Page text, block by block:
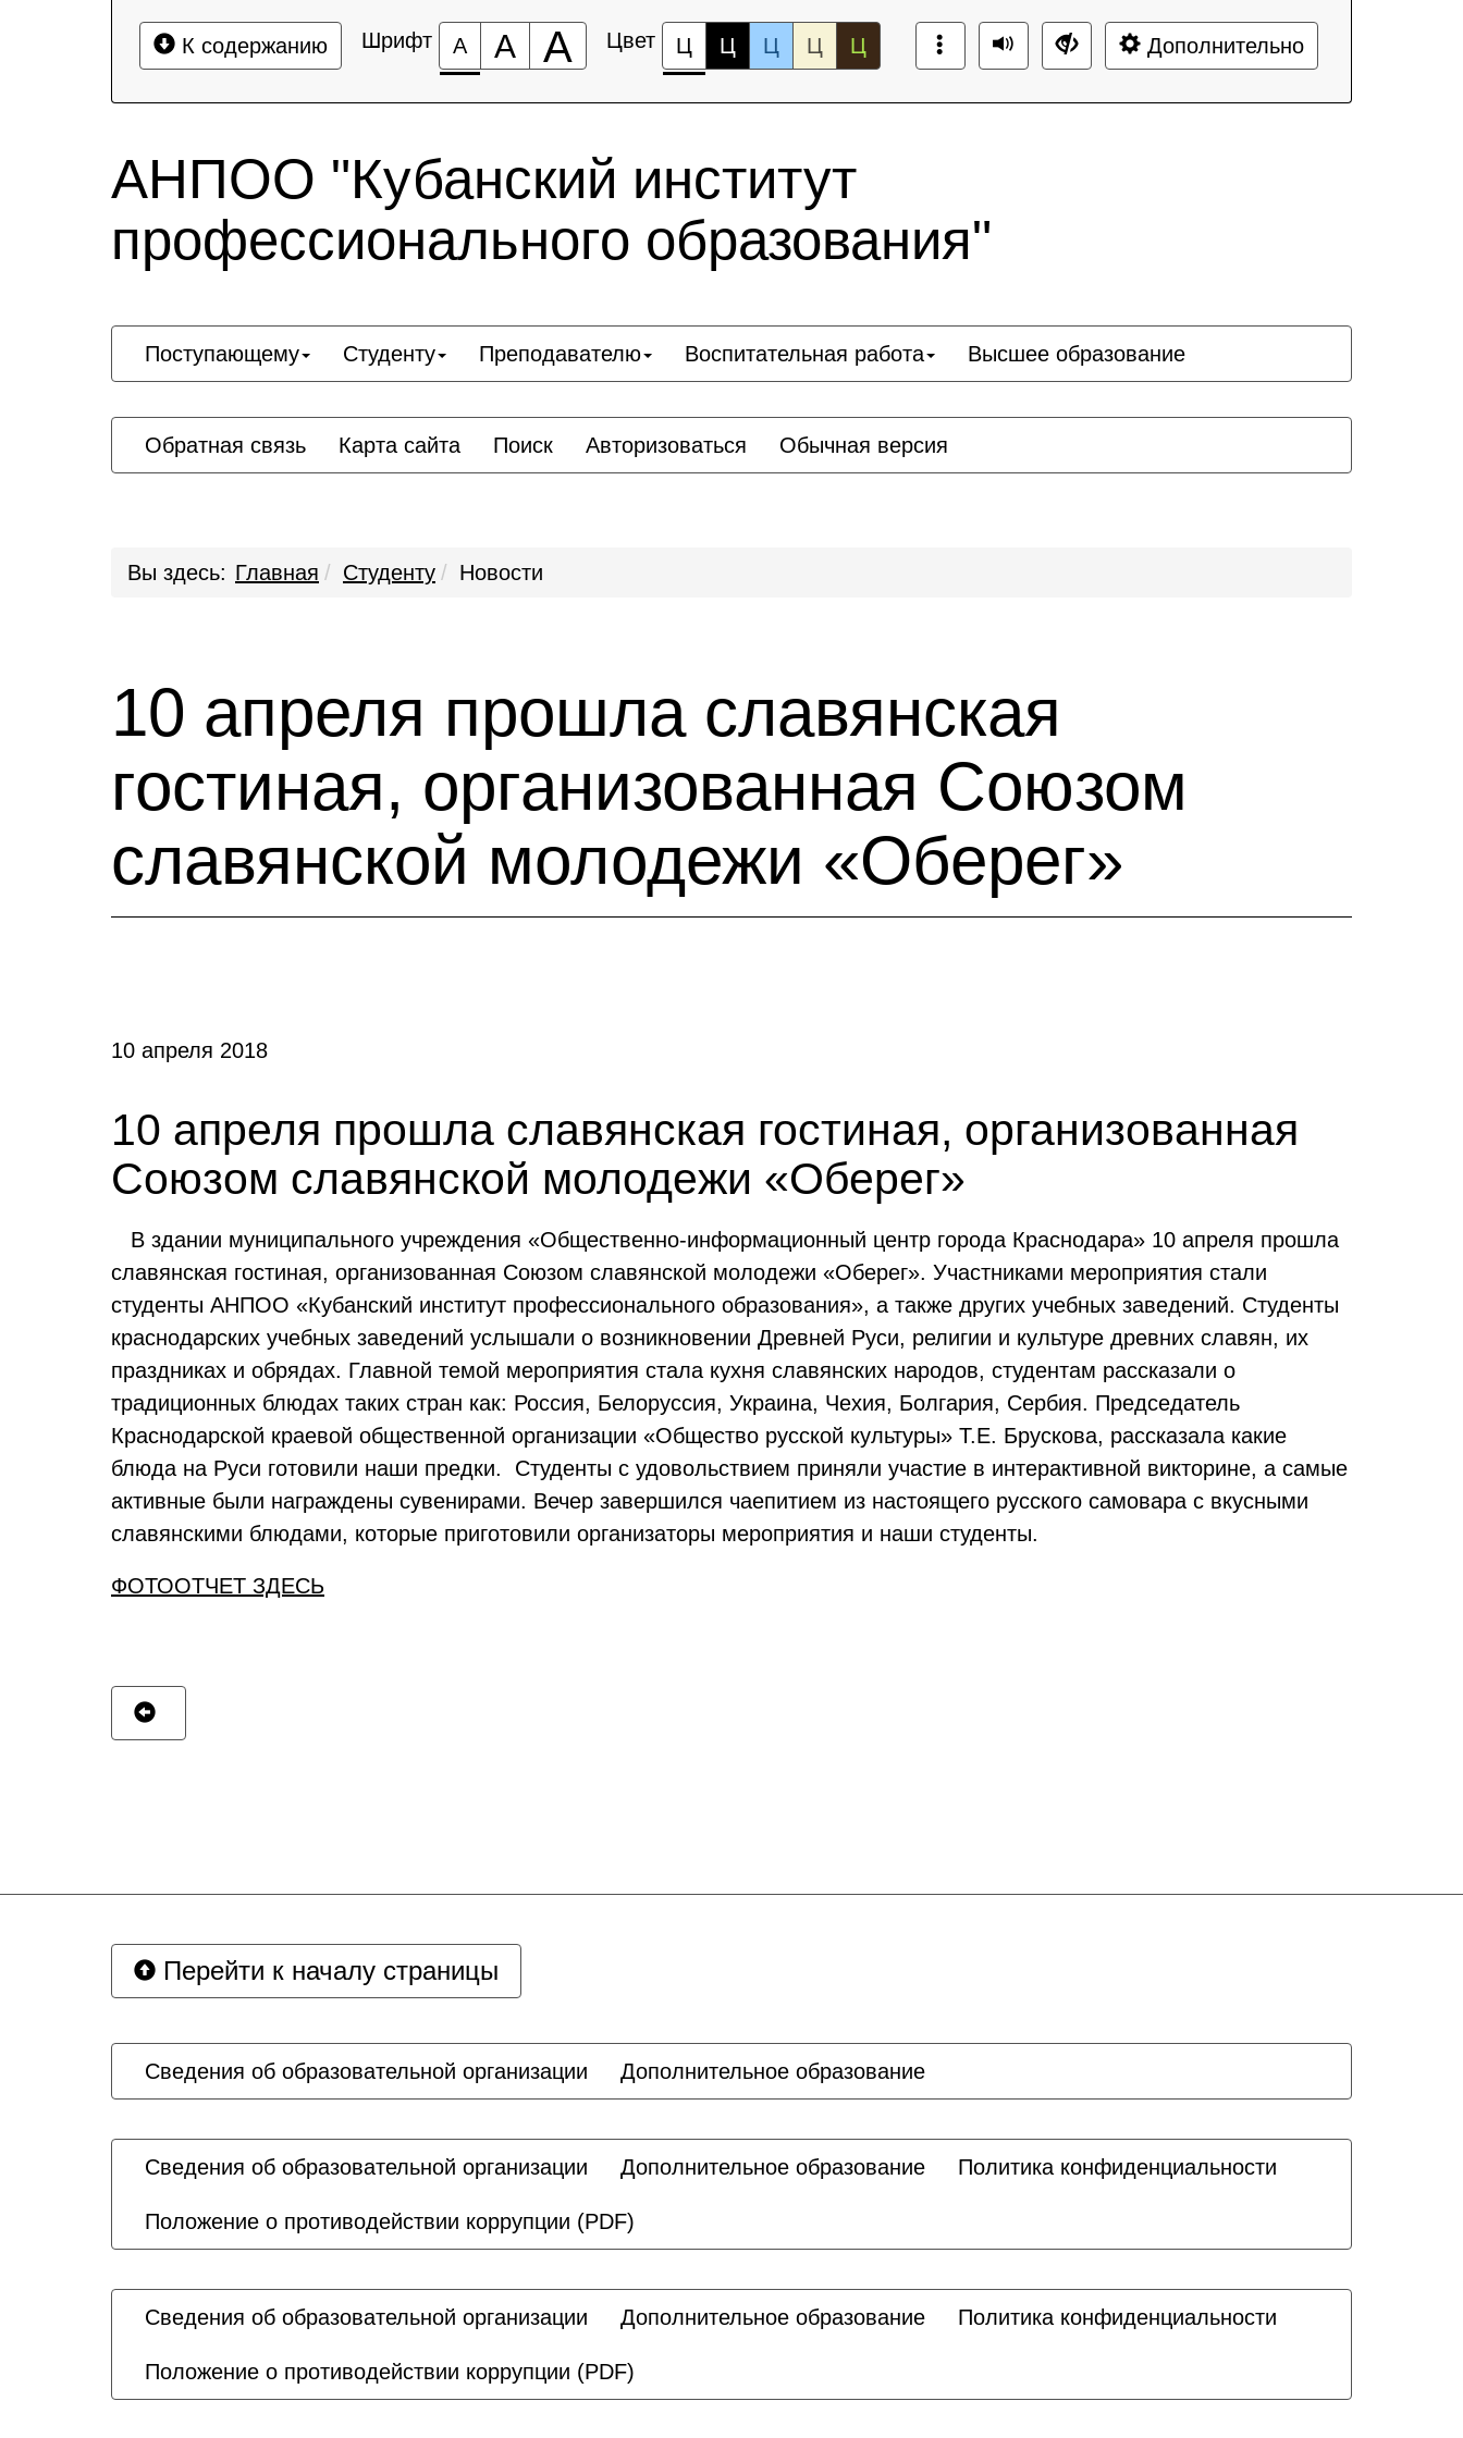
К содержанию Шрифт А А А Цвет Ц Ц Ц Ц Ц Дополнительно
АНПОО "Кубанский институт
профессионального образования"
Поступающему Студенту Преподавателю Воспитательная работа Высшее образование
Обратная связь Карта сайта Поиск Авторизоваться Обычная версия
Вы здесь: Главная Студенту Новости
10 апреля прошла славянская
гостиная, организованная Союзом
славянской молодежи «Оберег»
10 апреля 2018
10 апреля прошла славянская гостиная, организованная
Союзом славянской молодежи «Оберег»
В здании муниципального учреждения «Общественно-информационный центр города Краснодара» 10 апреля прошла
славянская гостиная, организованная Союзом славянской молодежи «Оберег». Участниками мероприятия стали
студенты АНПОО «Кубанский институт профессионального образования», а также других учебных заведений. Студенты
краснодарских учебных заведений услышали о возникновении Древней Руси, религии и культуре древних славян, их
праздниках и обрядах. Главной темой мероприятия стала кухня славянских народов, студентам рассказали о
традиционных блюдах таких стран как: Россия, Белоруссия, Украина, Чехия, Болгария, Сербия. Председатель
Краснодарской краевой общественной организации «Общество русской культуры» Т.Е. Брускова, рассказала какие
блюда на Руси готовили наши предки. Студенты с удовольствием приняли участие в интерактивной викторине, а самые
активные были награждены сувенирами. Вечер завершился чаепитием из настоящего русского самовара с вкусными
славянскими блюдами, которые приготовили организаторы мероприятия и наши студенты.
ФОТООТЧЕТ ЗДЕСЬ
Перейти к началу страницы
Сведения об образовательной организации Дополнительное образование
Сведения об образовательной организации Дополнительное образование Политика конфиденциальности
Положение о противодействии коррупции (PDF)
Сведения об образовательной организации Дополнительное образование Политика конфиденциальности
Положение о противодействии коррупции (PDF)